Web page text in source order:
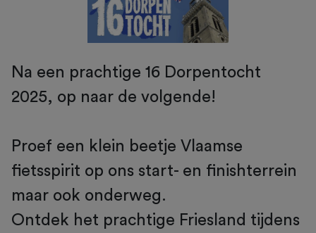
Na een prachtige 16 Dorpentocht
2025, op naar de volgende!
Proef een klein beetje Vlaamse
fietsspirit op ons start- en finishterrein
maar ook onderweg.
Ontdek het prachtige Friesland tijdens